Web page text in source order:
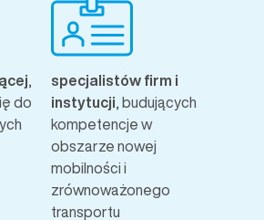
do
specjalistów firm i
instytucji , budujących
kompetencje w
obszarze nowej
mobilności i
zrównoważonego
transportu